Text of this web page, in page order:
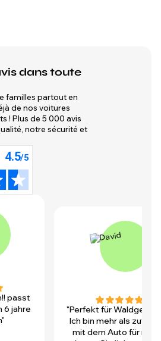
dans toute
familles partout en
de nos voitures
! Plus de 5 000 avis
notre sécurité et
passt
6 jahre
"Perfekt für
Ich bin mehr als
mit dem Auto für